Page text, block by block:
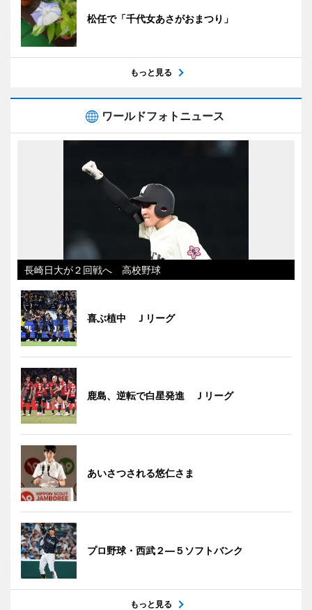
松任で「千代女あさがおまつり」
もっと見る
ワールドフォトニュース
長崎日大が２回戦へ 高校野球
喜ぶ植中 Ｊリーグ
鹿島、逆転で白星発進 Ｊリーグ
あいさつされる悠仁さま
プロ野球・西武２―５ソフトバンク
もっと見る